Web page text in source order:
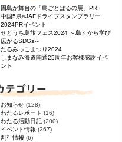
因島が舞台の「島ごとぽるの展」PR!
中国5県×JAFドライブスタンプラリー
2024PRイベント
せとうち島旅フェス2024 ～島々から学び
広がるSDGs～
たるみっこまつり2024
しまなみ海道開通25周年お客様感謝イベ
ント
お知らせ (128)
わたるレポート (16)
わたる活動日記 (200)
イベント情報 (267)
割引情報 (6)